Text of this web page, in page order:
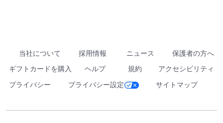
当社について 採用情報 ニュース
保護者の方へ
ギフトカードを購入
ヘルプ 規約
アクセシビリティ
プライバシー
プライバシー設定 サイトマップ